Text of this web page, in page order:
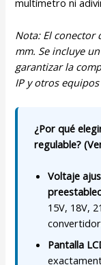
multímetro ni
Nota: El conector
mm. Se incluye
garantizar la
IP y otros
¿Por qué
regulable?
Voltaje
15V, 18V,
Pantalla